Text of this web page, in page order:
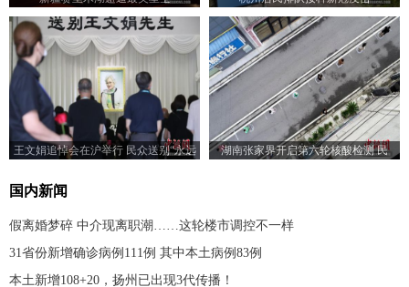
王文娟追悼会在沪举行 民众送别“永远
湖南张家界开启第六轮核酸检测 民
国内新闻
假离婚梦碎 中介现离职潮……这轮楼市调控不一样
31省份新增确诊病例111例 其中本土病例83例
本土新增108+20，扬州已出现3代传播！